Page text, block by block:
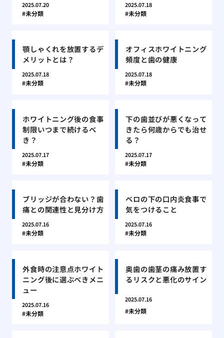
2025.07.20
未分類
2025.07.18
未分類
顎しゃくれを放置するデ
メリットとは？
2025.07.18
未分類
オフィスホワイトニング
頻度と歯の健康
2025.07.18
未分類
ホワイトニング後の食事
制限いつまで続けるべ
き？
2025.07.17
未分類
下の歯並びが悪くなって
きたら何歳からでも治せ
る？
2025.07.17
未分類
ブリッジが合わない？歯
痛との関連性と見分け方
2025.07.16
未分類
ベロの下の口内炎食事で
気をつけること
2025.07.16
未分類
外食時の注意点ホワイト
ニング後に選ぶべきメニ
ュー
2025.07.16
未分類
奥歯の歯茎の痛み放置す
るリスクと悪化のサイン
2025.07.16
未分類